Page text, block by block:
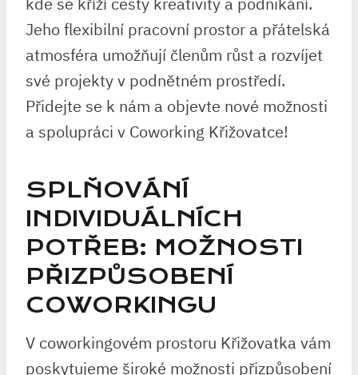
Jeho flexibilní pracovní prostor a přátelská
atmosféra umožňují členům růst a rozvíjet
své projekty v podnětném prostředí.
Přidejte se k nám a objevte nové možnosti
a spolupráci v Coworking Křižovatce!
SPLŇOVÁNÍ
INDIVIDUÁLNÍCH
POTŘEB: MOŽNOSTI
PŘIZPŮSOBENÍ
COWORKINGU
V coworkingovém prostoru Křižovatka vám
poskytujeme široké možnosti přizpůsobení